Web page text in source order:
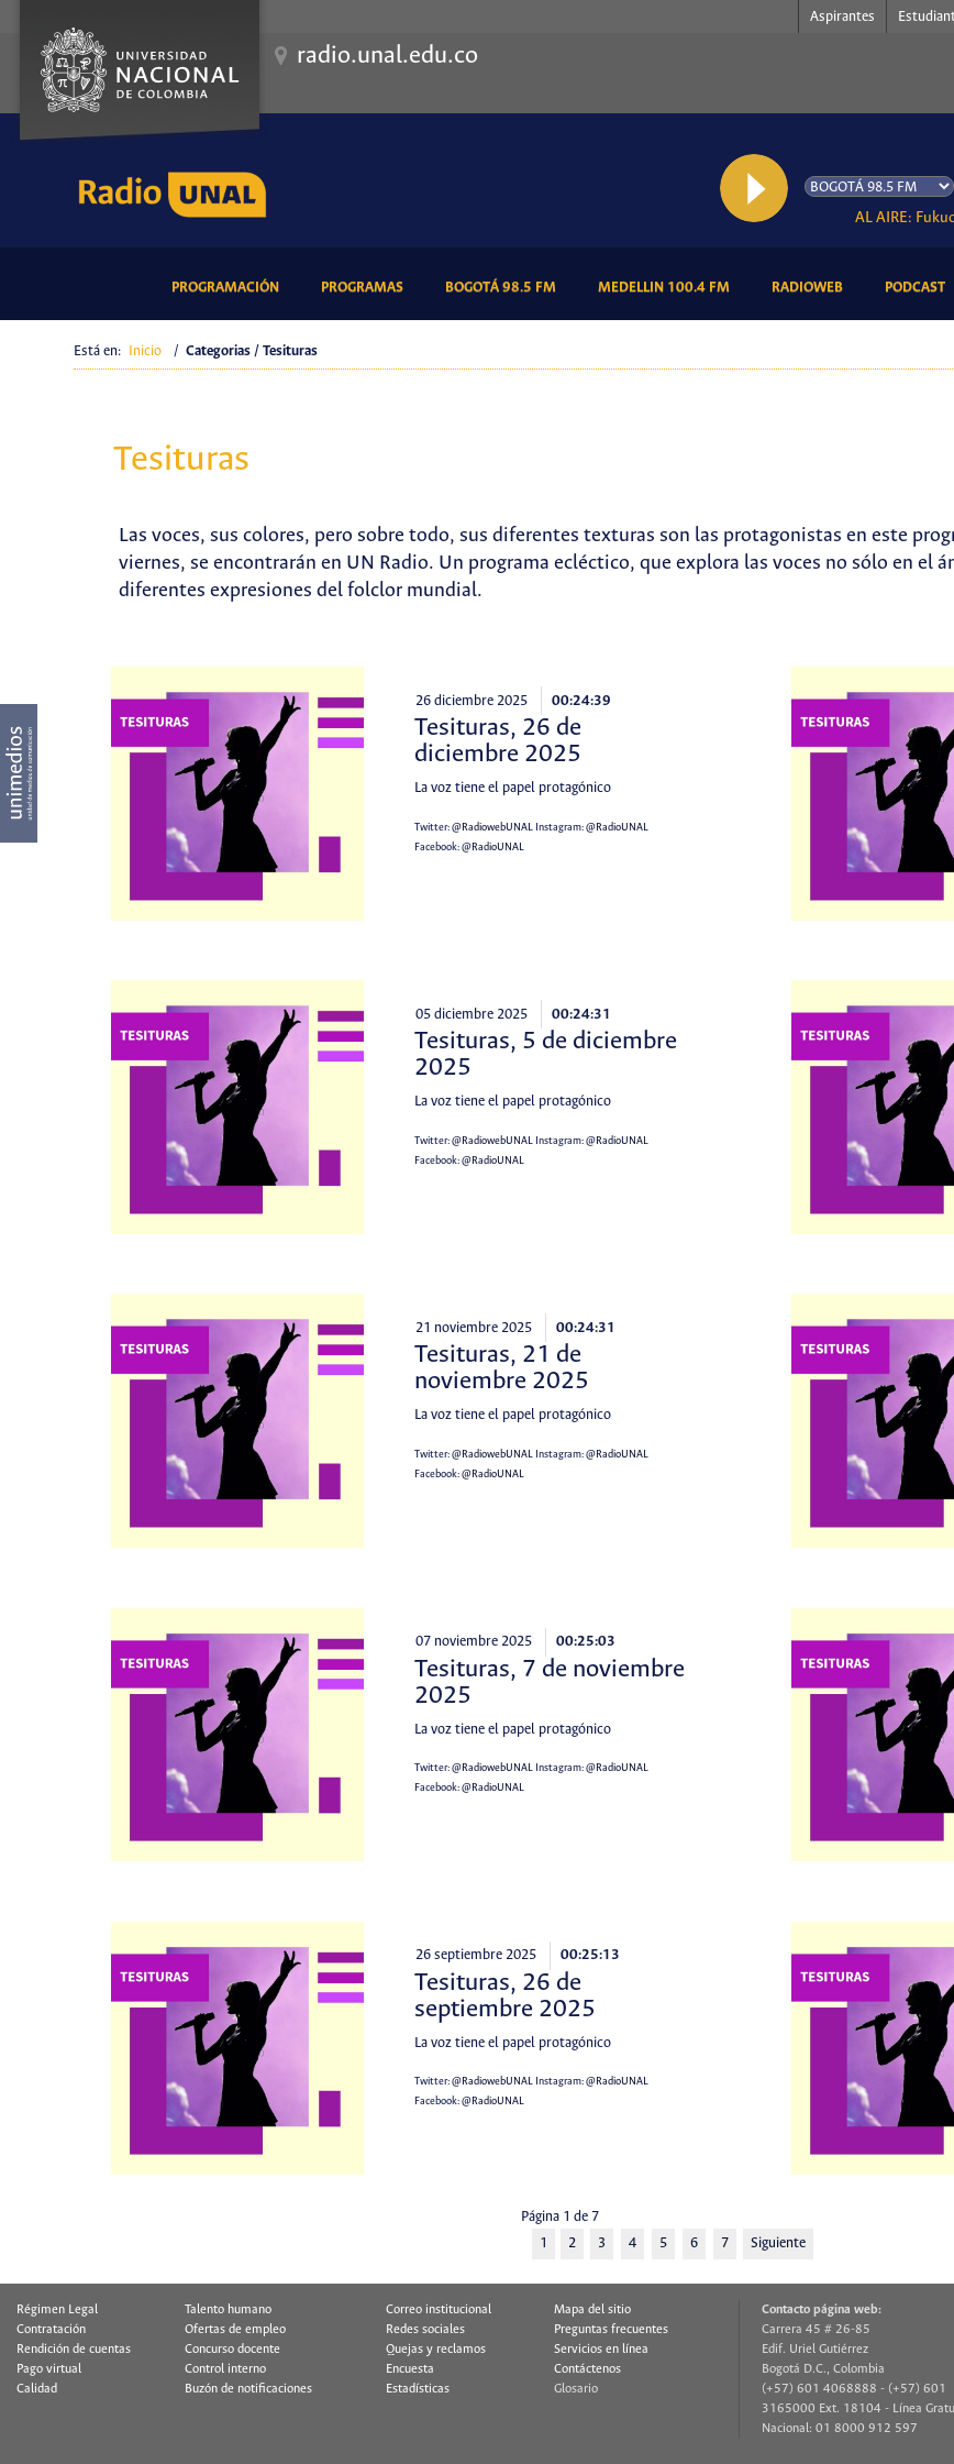
Aspirantes
radio.unal.edu.co
AL AIRE: Fukuoka
PROGRAMACIÓN(CURRENT)PROGRAMAS(CURRENT)BOGOTÁ 98.5 FM(CURRENT)MEDELLIN 100.4 FM(CURRENT)RADIOWEB(CURRENT)PODCAST
Está en: Inicio / Categorias / Tesituras
Tesituras
Las voces, sus colores, pero sobre todo, sus diferentes texturas son las protagonistas en este
viernes, se encontrarán en UN Radio. Un programa ecléctico, que explora las voces no sólo en el
diferentes expresiones del folclor mundial.
26 diciembre 2025 00:24:39
Tesituras, 26 de
diciembre 2025
La voz tiene el papel protagónico
Twitter:@RadiowebUNAL Instagram:@RadioUNAL
Facebook:@RadioUNAL
05 diciembre 2025 00:24:31
Tesituras, 5 de diciembre
2025
La voz tiene el papel protagónico
Twitter:@RadiowebUNAL Instagram:@RadioUNAL
Facebook:@RadioUNAL
21 noviembre 2025 00:24:31
Tesituras, 21 de
noviembre 2025
La voz tiene el papel protagónico
Twitter:@RadiowebUNAL Instagram:@RadioUNAL
Facebook:@RadioUNAL
07 noviembre 2025 00:25:03
Tesituras, 7 de noviembre
2025
La voz tiene el papel protagónico
Twitter:@RadiowebUNAL Instagram:@RadioUNAL
Facebook:@RadioUNAL
26 septiembre 2025 00:25:13
Tesituras, 26 de
septiembre 2025
La voz tiene el papel protagónico
Twitter:@RadiowebUNAL Instagram:@RadioUNAL
Facebook:@RadioUNAL
Página 1 de 7
1
2 3 4 5 6 7 Siguiente
Régimen Legal
Talento humano
Contratación
Ofertas de empleo
Rendición de cuentas
Concurso docente
Pago virtual
Control interno
Calidad
Buzón de notificaciones
Correo institucional
Mapa del sitio
Redes sociales
Preguntas frecuentes
Quejas y reclamos
Servicios en línea
Encuesta
Contáctenos
Estadísticas
Glosario
Contacto página web:
Carrera 45 # 26-85
Edif. Uriel Gutiérrez
Bogotá D.C., Colombia
(+57) 601 4068888 - (+57) 601
3165000 Ext. 18104 - Línea
Nacional: 01 8000 912 597